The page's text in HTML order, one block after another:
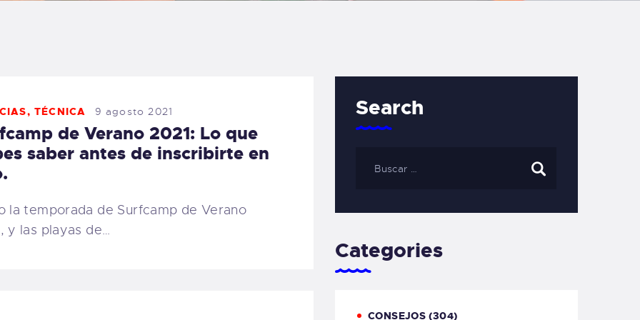
CARRITO
FAMILY
,TÉCNICA 9 agosto 2021
de Verano 2021: Lo que
saber antes de inscribirte en
la temporada de Surfcamp de Verano
y las playas de…
Search
Categories
CONSEJOS (304)